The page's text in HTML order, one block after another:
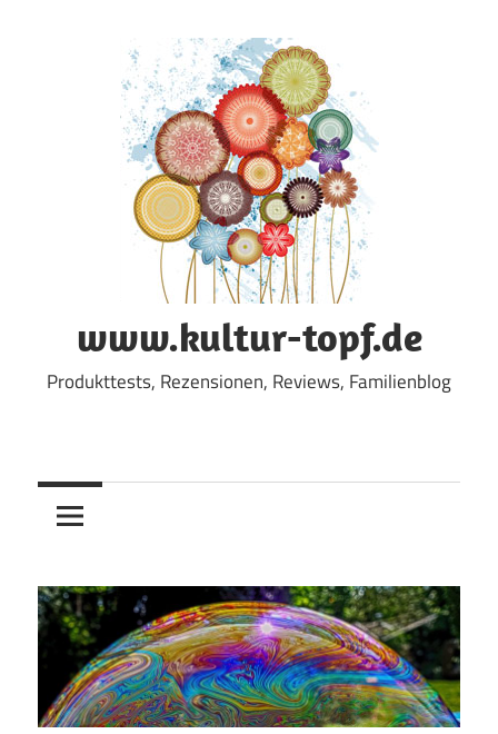
www.kultur-topf.de
Produkttests, Rezensionen, Reviews, Familienblog